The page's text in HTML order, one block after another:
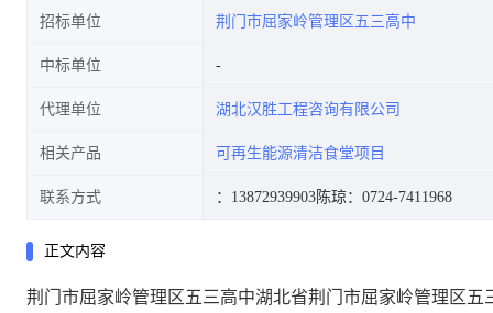
招标单位 荆门市屈家岭管理区五三高中
中标单位
代理单位 湖北汉胜工程咨询有限公司
相关产品 可再生能源清洁食堂项目
联系方式 ：13872939903陈琼：0724-7411968
正文内容
荆门市屈家岭管理区五三高中湖北省荆门市屈家岭管理区